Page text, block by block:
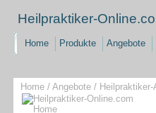
Heilpraktiker-
Home Produkte Angebote
Home / Angebote / Heilpraktiker-